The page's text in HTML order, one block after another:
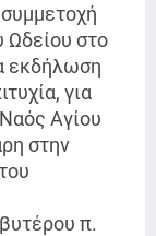
συμμετοχή
Ωδείου στο
εκδήλωση
για
Αγίου
στην
π.